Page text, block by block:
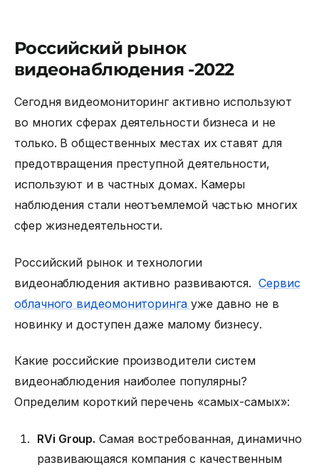
Российский рынок
видеонаблюдения -2022
Сегодня видеомониторинг активно используют
во многих сферах деятельности бизнеса и не
только. В общественных местах их ставят для
предотвращения преступной деятельности,
используют и в частных домах. Камеры
наблюдения стали неотъемлемой частью многих
сфер жизнедеятельности.
Российский рынок и технологии
видеонаблюдения активно развиваются. Сервис
облачного видеомониторинга уже давно не в
новинку и доступен даже малому бизнесу.
Какие российские производители систем
видеонаблюдения наиболее популярны?
Определим короткий перечень «самых-самых»:
RVi Group. Самая востребованная, динамично
развивающаяся компания с качественным